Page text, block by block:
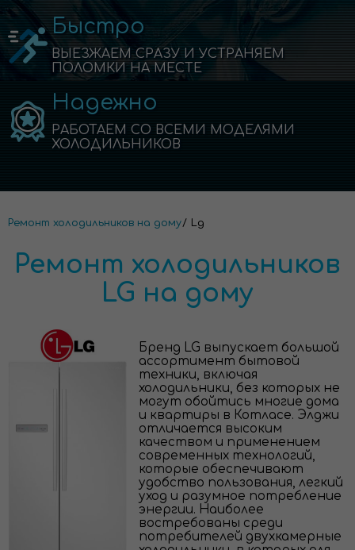
Быстро
ВЫЕЗЖАЕМ СРАЗУ И УСТРАНЯЕМ
ПОЛОМКИ НА МЕСТЕ
Надежно
РАБОТАЕМ СО ВСЕМИ МОДЕЛЯМИ
ХОЛОДИЛЬНИКОВ
Ремонт холодильников на дому Lg
Ремонт холодильников
LG на дому
Бренд LG выпускает большой
ассортимент бытовой
техники, включая
холодильники, без которых не
могут обойтись многие дома
и квартиры в Котласе. Элджи
отличается высоким
качеством и применением
современных технологий,
которые обеспечивают
удобство пользования, легкий
уход и разумное потребление
энергии. Наиболее
востребованы среди
потребителей двухкамерные